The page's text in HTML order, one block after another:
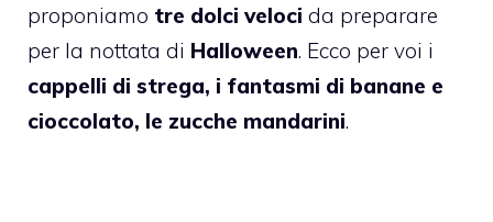
proponiamo tre dolci veloci da preparare
per la nottata di Halloween. Ecco per voi i
cappelli di strega, i fantasmi di banane e
cioccolato, le zucche mandarini.